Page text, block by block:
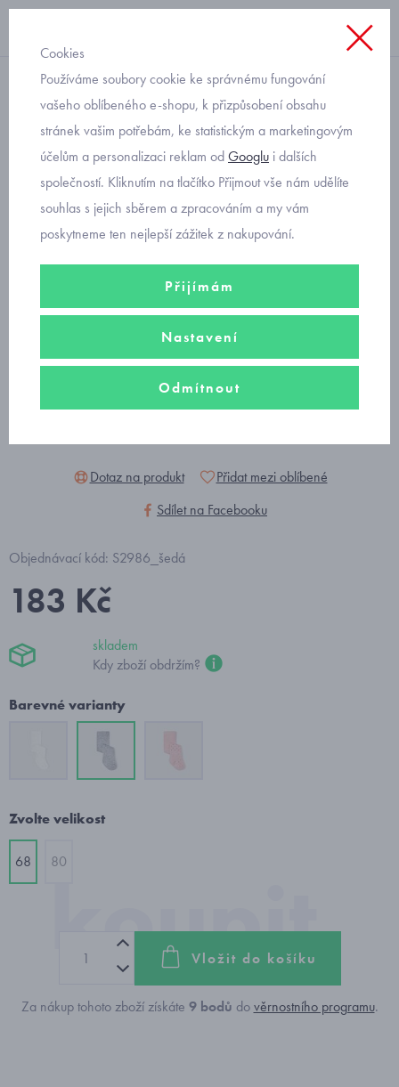
punčocháče
kojenecké punčocháče šedé
s puntíčky Mayoral 9529-11
Dotaz na produkt
Přidat mezi oblíbené
Sdílet na Facebooku
Objednávací kód: S2986_šedá
183 Kč
skladem
Kdy zboží obdržím?
Barevné varianty
Zvolte velikost
68 80
Vložit do košíku
Za nákup tohoto zboží získáte 9bodů dověrnostního programu.
Cookies
Používáme soubory cookie ke správnému fungování
vašeho oblíbeného e-shopu, k přizpůsobení obsahu
stránek vašim potřebám, ke statistickým a marketingovým
účelům a personalizaci reklam odGooglu i dalších
společností. Kliknutím na tlačítko Přijmout vše nám udělíte
souhlas s jejich sběrem a zpracováním a my vám
poskytneme ten nejlepší zážitek z nakupování.
Přijímám
Nastavení
Odmítnout